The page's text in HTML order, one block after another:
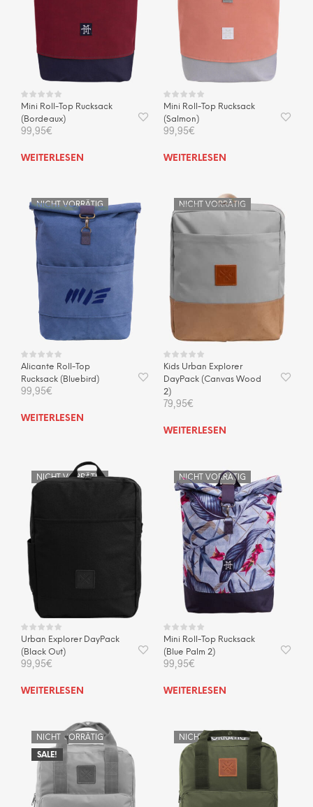
Mini Roll-Top Rucksack
(Bordeaux)
99,95€
WEITERLESEN
Mini Roll-Top Rucksack
(Salmon)
99,95€
WEITERLESEN
NICHT VORRÄTIG
Alicante Roll-Top
Rucksack (Bluebird)
99,95€
WEITERLESEN
NICHT VORRÄTIG
Kids Urban Explorer
DayPack (Canvas Wood
2)
79,95€
WEITERLESEN
NICHT VORRÄTIG
Urban Explorer DayPack
(Black Out)
99,95€
WEITERLESEN
NICHT VORRÄTIG
Mini Roll-Top Rucksack
(Blue Palm 2)
99,95€
WEITERLESEN
SALE!
NICHT VORRÄTIG NICHT VORRÄTIG